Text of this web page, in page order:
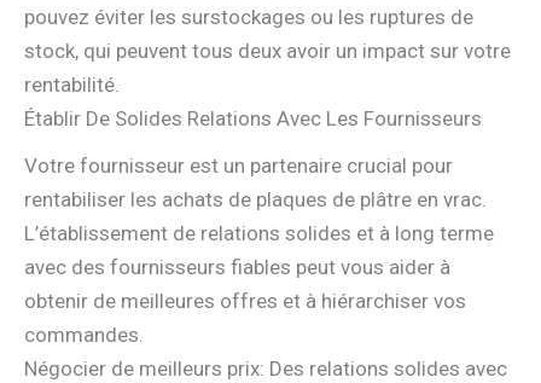
pouvez éviter les surstockages ou les ruptures de
stock, qui peuvent tous deux avoir un impact sur votre
rentabilité.
Établir De Solides Relations Avec Les Fournisseurs
Votre fournisseur est un partenaire crucial pour
rentabiliser les achats de plaques de plâtre en vrac.
L’établissement de relations solides et à long terme
avec des fournisseurs fiables peut vous aider à
obtenir de meilleures offres et à hiérarchiser vos
commandes.
Négocier de meilleurs prix: Des relations solides avec